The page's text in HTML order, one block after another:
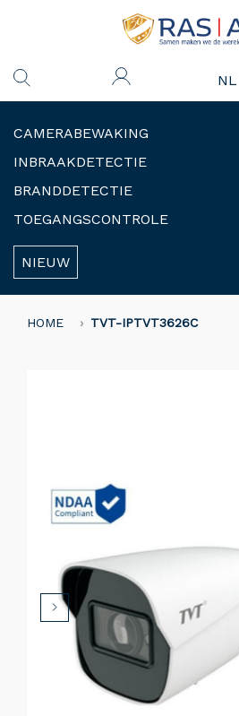
NL
CAMERABEWAKING
INBRAAKDETECTIE
BRANDDETECTIE
TOEGANGSCONTROLE
NIEUW
HOME TVT-IPTVT3626C